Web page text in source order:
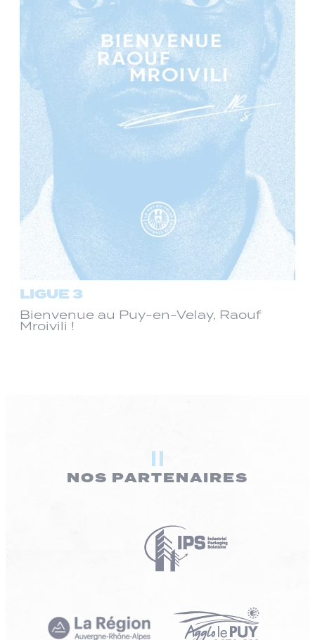
LIGUE 3
Bienvenue au Puy-en-Velay, Raouf
Mroivili !
NOS PARTENAIRES